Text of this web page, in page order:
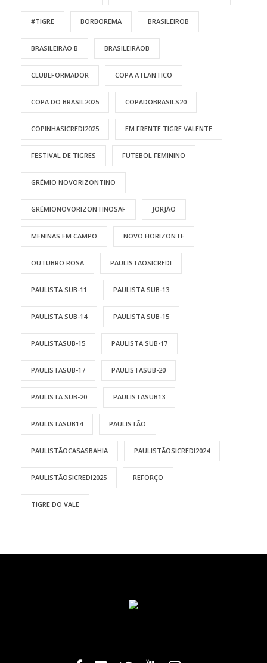
#TIGRE BORBOREMA BRASILEIROB
BRASILEIRÃO B BRASILEIRÃOB
CLUBEFORMADOR COPA ATLANTICO
COPA DO BRASIL2025 COPADOBRASILS20
COPINHASICREDI2025 EM FRENTE TIGRE VALENTE
FESTIVAL DE TIGRES FUTEBOL FEMININO
GRÊMIO NOVORIZONTINO
GRÊMIONOVORIZONTINOSAF JORJÃO
MENINAS EM CAMPO NOVO HORIZONTE
OUTUBRO ROSA PAULISTAOSICREDI
PAULISTA SUB-11 PAULISTA SUB-13
PAULISTA SUB-14 PAULISTA SUB-15
PAULISTASUB-15 PAULISTA SUB-17
PAULISTASUB-17 PAULISTASUB-20
PAULISTA SUB-20 PAULISTASUB13
PAULISTASUB14 PAULISTÃO
PAULISTÃOCASASBAHIA PAULISTÃOSICREDI2024
PAULISTÃOSICREDI2025 REFORÇO
TIGRE DO VALE